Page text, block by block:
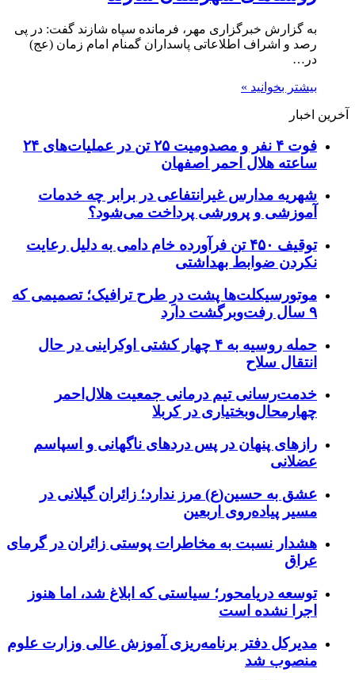
به گزارش خبرگزاری مهر، فرمانده سپاه شازند گفت: در پی
رصد و اشراف اطلاعاتی پاسداران گمنام امام زمان (عج)
در…
بیشتر بخوانید »
آخرین اخبار
فوت ۴ نفر و مصدومیت ۲۵ تن در عملیات‌های ۲۴
ساعته هلال احمر اصفهان
شهریه مدارس غیرانتفاعی در برابر چه خدمات
آموزشی و پرورشی پرداخت می‌شود؟
توقیف ۴۵۰ تن فرآورده خام دامی به دلیل رعایت
نکردن ضوابط بهداشتی
موتورسیکلت‌ها پشت درِ طرح ترافیک؛ تصمیمی که
۹ سال رفت‌وبرگشت دارد
حمله روسیه به ۴ چهار کشتی اوکراینی در حال
انتقال سلاح
خدمت‌رسانی تیم درمانی جمعیت هلال‌احمر
چهارمحال‌وبختیاری در کربلا
رازهای پنهان در پس دردهای ناگهانی و اسپاسم
عضلانی
عشق به حسین(ع) مرز ندارد؛ زائران گیلانی در
مسیر پیاده‌روی اربعین
هشدار نسبت به مخاطرات پوستی زائران در گرمای
عراق
توسعه دریامحور؛ سیاستی که ابلاغ شد، اما هنوز
اجرا نشده است
مدیرکل دفتر برنامه‌ریزی آموزش عالی وزارت علوم
منصوب شد